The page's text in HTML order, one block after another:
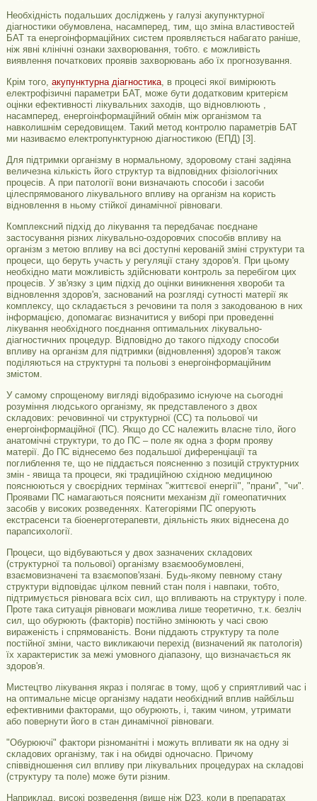
Необхідність подальших досліджень у галузі акупунктурної
діагностики обумовлена, насамперед, тим, що зміна властивостей
БАТ та енергоінформаційних систем проявляється набагато раніше,
ніж явні клінічні ознаки захворювання, тобто. є можливість
виявлення початкових проявів захворювань або їх прогнозування.
Крім того, акупунктурна діагностика, в процесі якої вимірюють
електрофізичні параметри БАТ, може бути додатковим критерієм
оцінки ефективності лікувальних заходів, що відновлюють ,
насамперед, енергоінформаційний обмін між організмом та
навколишнім середовищем. Такий метод контролю параметрів БАТ
ми називаємо електропунктурною діагностикою (ЕПД) [3].
Для підтримки організму в нормальному, здоровому стані задіяна
величезна кількість його структур та відповідних фізіологічних
процесів. А при патології вони визначають способи і засоби
цілеспрямованого лікувального впливу на організм на користь
відновлення в ньому стійкої динамічної рівноваги.
Комплексний підхід до лікування та передбачає поєднане
застосування різних лікувально-оздоровчих способів впливу на
організм з метою впливу на всі доступні керованій зміні структури та
процеси, що беруть участь у регуляції стану здоров'я. При цьому
необхідно мати можливість здійснювати контроль за перебігом цих
процесів. У зв'язку з цим підхід до оцінки виникнення хвороби та
відновлення здоров'я, заснований на розгляді сутності матерії як
комплексу, що складається з речовини та поля з закодованою в них
інформацією, допомагає визначитися у виборі при проведенні
лікування необхідного поєднання оптимальних лікувально-
діагностичних процедур. Відповідно до такого підходу способи
впливу на організм для підтримки (відновлення) здоров'я також
поділяються на структурні та польові з енергоінформаційним
змістом.
У самому спрощеному вигляді відобразимо існуюче на сьогодні
розуміння людського організму, як представленого з двох
складових: речовинної чи структурної (СС) та польової чи
енергоінформаційної (ПС). Якщо до СС належить власне тіло, його
анатомічні структури, то до ПС – поле як одна з форм прояву
матерії. До ПС віднесемо без подальшої диференціації та
поглиблення те, що не піддається поясненню з позицій структурних
змін - явища та процеси, які традиційною східною медициною
пояснюються у своєрідних термінах "життєвої енергії", "прани", "чи".
Проявами ПС намагаються пояснити механізм дії гомеопатичних
засобів у високих розведеннях. Категоріями ПС оперують
екстрасенси та біоенерготерапевти, діяльність яких віднесена до
парапсихології.
Процеси, що відбуваються у двох зазначених складових
(структурної та польової) організму взаємообумовлені,
взаємовизначені та взаємопов'язані. Будь-якому певному стану
структури відповідає цілком певний стан поля і навпаки, тобто,
підтримується рівновага всіх сил, що впливають на структуру і поле.
Проте така ситуація рівноваги можлива лише теоретично, т.к. безліч
сил, що обурюють (факторів) постійно змінюють у часі свою
вираженість і спрямованість. Вони піддають структуру та поле
постійної зміни, часто викликаючи перехід (визначений як патологія)
їх характеристик за межі умовного діапазону, що визначається як
здоров'я.
Мистецтво лікування якраз і полягає в тому, щоб у сприятливий час і
на оптимальне місце організму надати необхідний вплив найбільш
ефективними факторами, що обурюють, і, таким чином, утримати
або повернути його в стан динамічної рівноваги.
"Обурюючі" фактори різноманітні і можуть впливати як на одну зі
складових організму, так і на обидві одночасно. Причому
співвідношення сил впливу при лікувальних процедурах на складові
(структуру та поле) може бути різним.
Наприклад, високі розведення (вище ніж D23, коли в препаратах